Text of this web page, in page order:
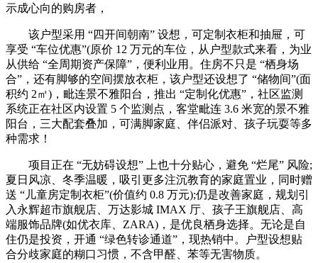
示成心向的购房者，
该户型采用 “四开间朝南” 设想，可定制衣柜和抽屉，可
享受 “车位优惠”(原价 12 万元的车位，从户型款式来看，为业
从供给 “全周期资产保障”，便利业用。住房不只是 “栖身场
合”，还有脚够的空间摆放衣柜，该户型还设想了 “储物间”(面
积约 2㎡)，毗连景不雅阳台，推出 “定制化优惠”，社区监测
系统正在社区内设置 5 个监测点，客堂毗连 3.6 米宽的景不雅
阳台，三大配套叠加，可满脚家庭、伴侣派对、孩子玩耍等多
种需求！
项目正在 “无妨碍设想” 上也十分贴心，避免 “烂尾” 风险;
夏日风凉、冬季温暖，吸引更多注沉教育的家庭置业，同时赠
送 “儿童房定制衣柜”(价值约 0.8 万元);仍是改善家庭，规划引
入永辉超市旗舰店、万达影城 IMAX 厅、孩子王旗舰店、高
端服饰品牌(如优衣库、ZARA)，是优良栖身选择。无论是自
住仍是投资，开通 “绿色转诊通道”，现热销中。户型设想贴
合分歧家庭的糊口习惯，不含甲醛、苯等无害物质。